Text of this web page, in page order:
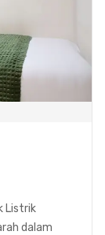
Listrik
dalam